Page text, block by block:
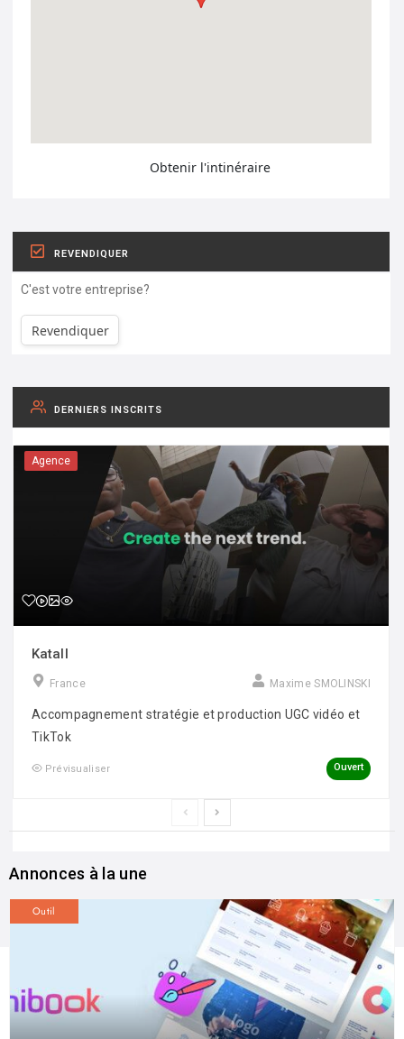
Obtenir l'intinéraire
REVENDIQUER
C'est votre entreprise?
Revendiquer
DERNIERS INSCRITS
Agence
Katall
France Maxime SMOLINSKI
Accompagnement stratégie et production UGC vidéo et
TikTok
Prévisualiser Ouvert
Annonces à la une
Outil